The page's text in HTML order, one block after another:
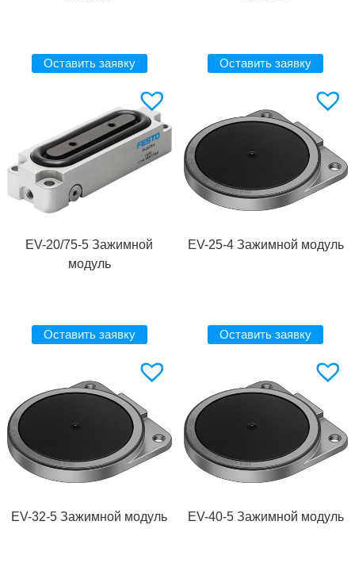
Оставить заявку Оставить заявку
EV-20/75-5 Зажимной
модуль
Оставить заявку
EV-25-4 Зажимной модуль
Оставить заявку
EV-32-5 Зажимной модуль EV-40-5 Зажимной модуль